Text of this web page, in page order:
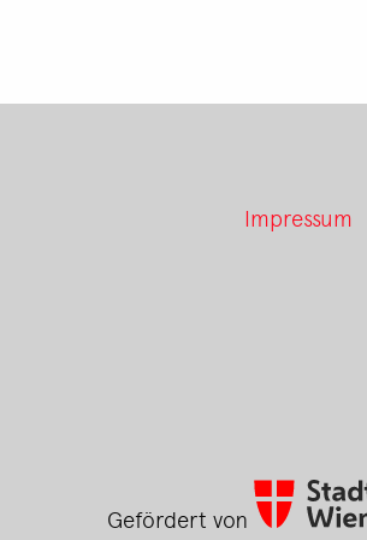
Impressum
Gefördert von